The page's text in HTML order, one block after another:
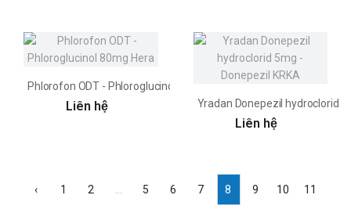
Phlorofon ODT - Phloroglucinol 80mg Hera
Liên hệ Yradan Donepezil hydroclorid
Liên hệ
‹ 1 2 5 6 7 8 9 10 11